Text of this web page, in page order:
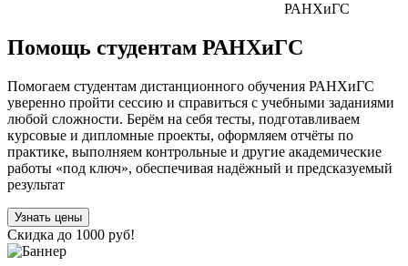
РАНХиГС
Помощь студентам РАНХиГС
Помогаем студентам дистанционного обучения РАНХиГС
уверенно пройти сессию и справиться с учебными заданиями
любой сложности. Берём на себя тесты, подготавливаем
курсовые и дипломные проекты, оформляем отчёты по
практике, выполняем контрольные и другие академические
работы «под ключ», обеспечивая надёжный и предсказуемый
результат
Узнать цены
Скидка до 1000 руб!